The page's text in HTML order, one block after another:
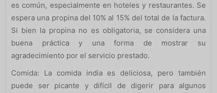
es común, especialmente en hoteles y restaurantes. Se
espera una propina del 10% al 15% del total de la factura.
Si bien la propina no es obligatoria, se considera una
buena práctica y una forma de mostrar su
agradecimiento por el servicio prestado.
Comida: La comida india es deliciosa, pero también
puede ser picante y difícil de digerir para algunos